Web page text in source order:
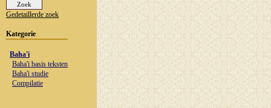
Gedetaillerde zoek
Kategorie
Baha'i
Baha'i basis teksten
Baha'i studie
Compilatie